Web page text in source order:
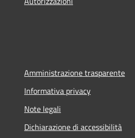
Amministrazione trasparente
Informativa privacy
Note legali
Dichiarazione di accessibilità